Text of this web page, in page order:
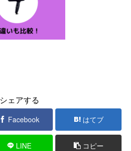
シェアする
Facebook はてブ
LINE コピー